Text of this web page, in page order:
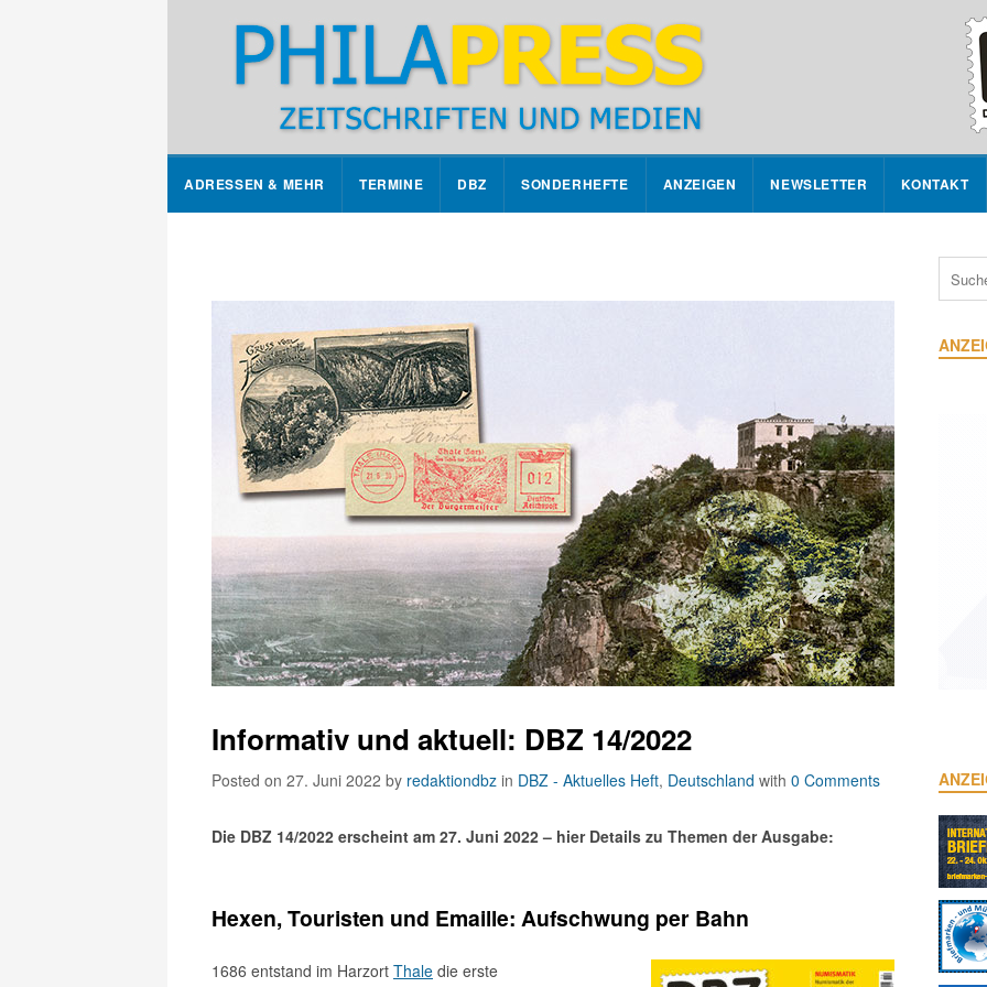
ADRESSEN & MEHR TERMINE DBZ SONDERHEFTE ANZEIGEN NEWSLETTER KONTAKT
Informativ und aktuell: DBZ 14/2022
Posted on 27. Juni 2022 by redaktiondbz in DBZ - Aktuelles Heft, Deutschland with 0 Comments
Die DBZ 14/2022 erscheint am 27. Juni 2022 – hier Details zu Themen der Ausgabe:
Hexen, Touristen und Emaille: Aufschwung per Bahn
1686 entstand im Harzort Thale die erste